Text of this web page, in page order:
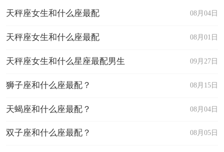
08月04日
天秤座女生和什么座最配
08月01日
天秤座女生和什么座最配
09月27日
天秤座女生和什么星座最配男生
08月15日
狮子座和什么座最配？
08月04日
天蝎座和什么座最配？
08月05日
双子座和什么座最配？